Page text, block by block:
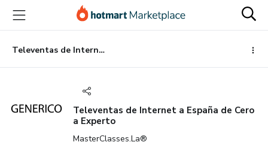
principal
página
de
página
Televentas de Internet a España de Cero a Experto
Televentas de Internet a España de Cero
a Experto
MasterClasses.La®